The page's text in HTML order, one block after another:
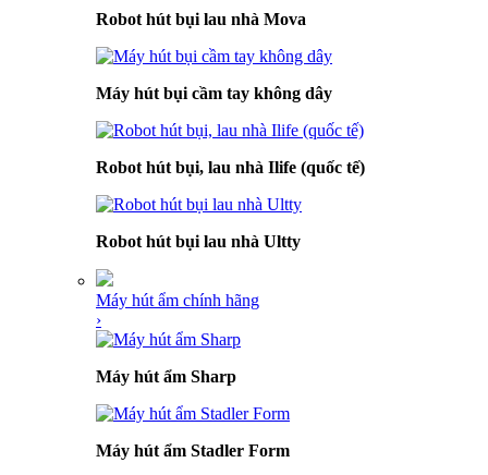
Robot hút bụi lau nhà Mova
Máy hút bụi cầm tay không dây
Robot hút bụi, lau nhà Ilife (quốc tế)
Robot hút bụi lau nhà Ultty
Máy hút ẩm chính hãng
›
Máy hút ẩm Sharp
Máy hút ẩm Stadler Form